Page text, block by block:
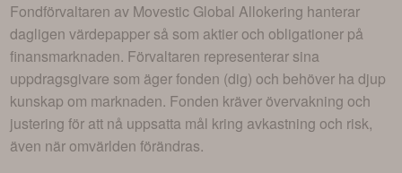
Fondförvaltaren av Movestic Global Allokering hanterar
dagligen värdepapper så som aktier och obligationer på
finansmarknaden. Förvaltaren representerar sina
uppdragsgivare som äger fonden (dig) och behöver ha djup
kunskap om marknaden. Fonden kräver övervakning och
justering för att nå uppsatta mål kring avkastning och risk,
även när omvärlden förändras.